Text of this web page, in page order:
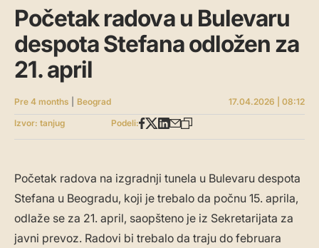
Početak radova u Bulevaru
despota Stefana odložen za
21. april
Pre 4 months Beograd
17.04.2026 | 08:12
Izvor: tanjug
Podeli:
Početak radova na izgradnji tunela u Bulevaru despota
Stefana u Beogradu, koji je trebalo da počnu 15. aprila,
odlaže se za 21. april, saopšteno je iz Sekretarijata za
javni prevoz. Radovi bi trebalo da traju do februara